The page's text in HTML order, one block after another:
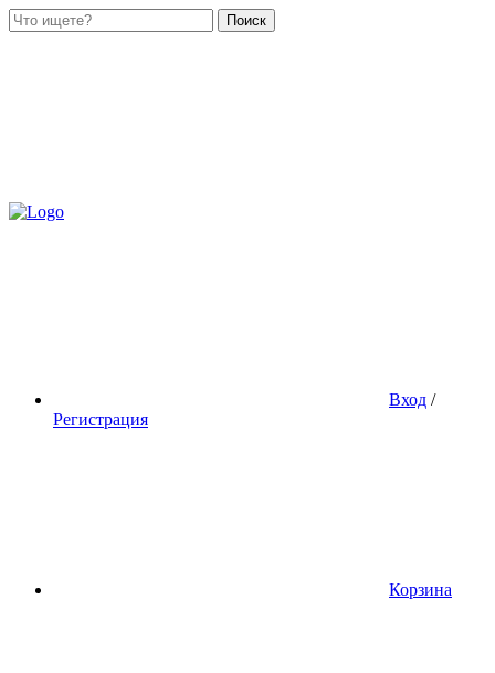
Поиск
Вход /
Регистрация
Корзина